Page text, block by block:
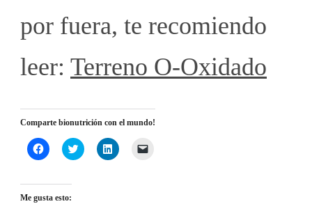
por fuera, te recomiendo
leer: Terreno O-Oxidado
Comparte bionutrición con el mundo!
Haz
clic
en
Haz
clic
Haz
clic
Me gusta esto: